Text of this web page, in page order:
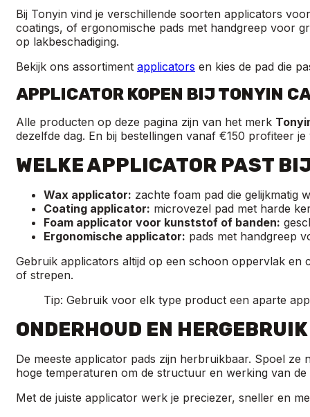
Bij Tonyin vind je verschillende soorten applicators
coatings, of ergonomische pads met handgreep voor
op lakbeschadiging.
Bekijk ons assortiment applicators en kies de pad die
APPLICATOR KOPEN BIJ TONYIN
Alle producten op deze pagina zijn van het merk
dezelfde dag. En bij bestellingen vanaf €150 profiteer
WELKE APPLICATOR PAST
Wax applicator: zachte foam pad die gelijkmatig
Coating applicator: microvezel pad met harde
Foam applicator voor kunststof of banden:
Ergonomische applicator: pads met handgreep
Gebruik applicators altijd op een schoon oppervlak en
of strepen.
Tip: Gebruik voor elk type product een aparte
ONDERHOUD EN
De meeste applicator pads zijn herbruikbaar. Spoel
hoge temperaturen om de structuur en werking van
Met de juiste applicator werk je preciezer, sneller en